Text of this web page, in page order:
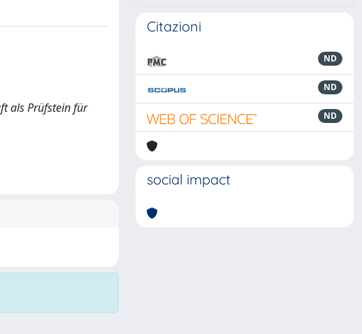
als Prüfstein für
Citazioni
ND
ND
ND
social impact